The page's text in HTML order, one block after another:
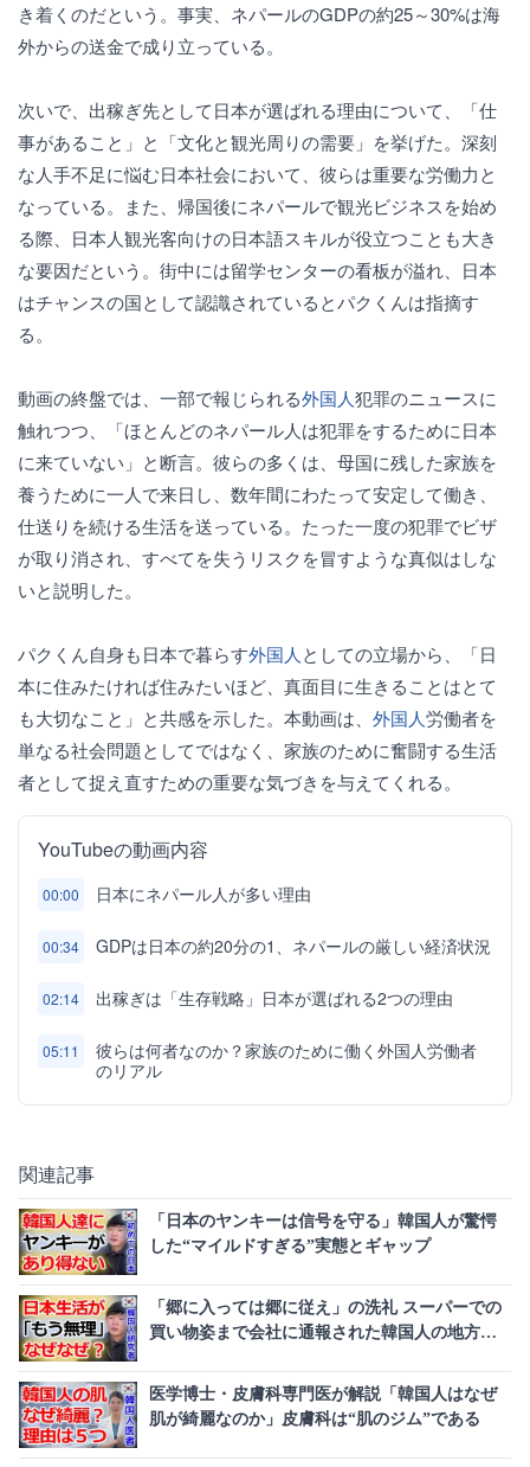
き着くのだという。事実、ネパールのGDPの約25～30%は海
外からの送金で成り立っている。
次いで、出稼ぎ先として日本が選ばれる理由について、「仕
事があること」と「文化と観光周りの需要」を挙げた。深刻
な人手不足に悩む日本社会において、彼らは重要な労働力と
なっている。また、帰国後にネパールで観光ビジネスを始め
る際、日本人観光客向けの日本語スキルが役立つことも大き
な要因だという。街中には留学センターの看板が溢れ、日本
はチャンスの国として認識されているとパクくんは指摘す
る。
動画の終盤では、一部で報じられる外国人犯罪のニュースに
触れつつ、「ほとんどのネパール人は犯罪をするために日本
に来ていない」と断言。彼らの多くは、母国に残した家族を
養うために一人で来日し、数年間にわたって安定して働き、
仕送りを続ける生活を送っている。たった一度の犯罪でビザ
が取り消され、すべてを失うリスクを冒すような真似はしな
いと説明した。
パクくん自身も日本で暮らす外国人 としての立場から、「日
本に住みたければ住みたいほど、真面目に生きることはとて
も大切なこと」と共感を示した。本動画は、 外国人労働者を
単なる社会問題としてではなく、家族のために奮闘する生活
者として捉え直すための重要な気づきを与えてくれる。
YouTubeの動画内容
00:00 日本にネパール人が多い理由
00:34 GDPは日本の約20分の1、ネパールの厳しい経済状況
02:14 出稼ぎは「生存戦略」日本が選ばれる2つの理由
05:11
彼らは何者なのか？家族のために働く外国人労働者
のリアル
関連記事
「日本のヤンキーは信号を守る」韓国人が驚愕
した“マイルドすぎる”実態とギャップ
「郷に入っては郷に従え」の洗礼 スーパーでの
買い物姿まで会社に通報された韓国人の地方生
医学博士・皮膚科専門医が解説「韓国人はなぜ
肌が綺麗なのか」皮膚科は“肌のジム”である